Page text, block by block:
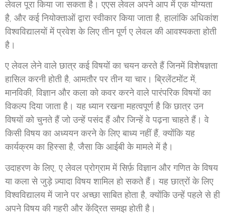
लेवल पूरा किया जा सकता है। एएस लेवल अपने आप में एक योग्यता
है, और कई नियोक्ताओं द्वारा स्वीकार किया जाता है, हालांकि अधिकांश
विश्वविद्यालयों में प्रवेश के लिए तीन पूर्ण ए लेवल की आवश्यकता होती
है।
ए लेवल लेने वाले छात्र कई विषयों का चयन करते हैं जिनमें विशेषज्ञता
हासिल करनी होती है, आमतौर पर तीन या चार। ब्रिलेंटमोंट में,
मानविकी, विज्ञान और कला को कवर करने वाले पारंपरिक विषयों का
विकल्प दिया जाता है। यह ध्यान रखना महत्वपूर्ण है कि छात्र उन
विषयों को चुनते हैं जो उन्हें पसंद हैं और जिन्हें वे पढ़ना चाहते हैं। वे
किसी विषय का अध्ययन करने के लिए बाध्य नहीं हैं, क्योंकि यह
कार्यक्रम का हिस्सा है, जैसा कि आईबी के मामले में है।
उदाहरण के लिए, ए लेवल प्रोग्राम में सिर्फ़ विज्ञान और गणित के विषय
या कला से जुड़े ज़्यादा विषय शामिल हो सकते हैं। यह छात्रों के लिए
विश्वविद्यालय में जाने पर अच्छा साबित होता है, क्योंकि उन्हें पहले से ही
अपने विषय की गहरी और केंद्रित समझ होती है।